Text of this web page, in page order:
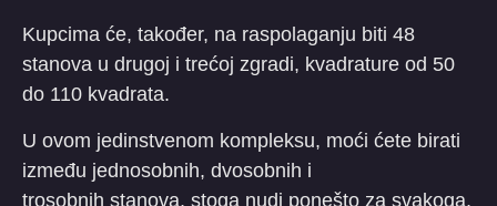
Kupcima će, također, na raspolaganju biti 48
stanova u drugoj i trećoj zgradi, kvadrature od 50
do 110 kvadrata.
U ovom jedinstvenom kompleksu, moći ćete birati
između jednosobnih, dvosobnih i
trosobnih stanova, stoga nudi ponešto za svakoga,